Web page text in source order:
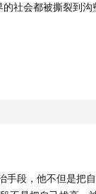
社会都被撕裂到沟
手段，他不但是